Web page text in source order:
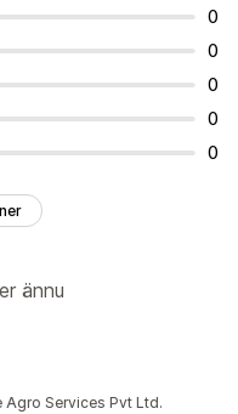
0
0
0
0
0
ännu
Services Pvt Ltd.